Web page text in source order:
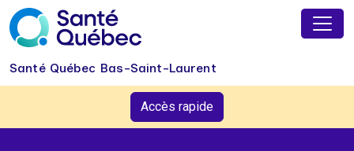
Aller au contenu principal
Santé Québec Bas-Saint-Laurent
Accès rapide